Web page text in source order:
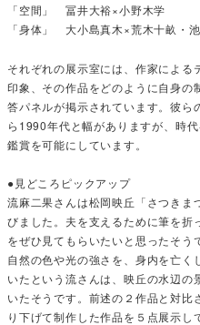
「空間」 冨井大裕×小野木学
「身体」 大小島真木×荒木十畝・
それぞれの展示室には、作家によ
印象、その作品をどのように自身の
答パネルが掲示されています。彼
ら1990年代と幅がありますが、時
鑑賞を可能にしています。
●見どころピックアップ
流麻二果さんは松岡映丘「さつきま
びました。夫を支えるために筆を折
をぜひ見てもらいたいと思ったそ
自然の色や光の強さを、身内を亡
いたという流さんは、映丘の水辺
いたそうです。前述の２作品と対
り下げて制作した作品を５点展示し